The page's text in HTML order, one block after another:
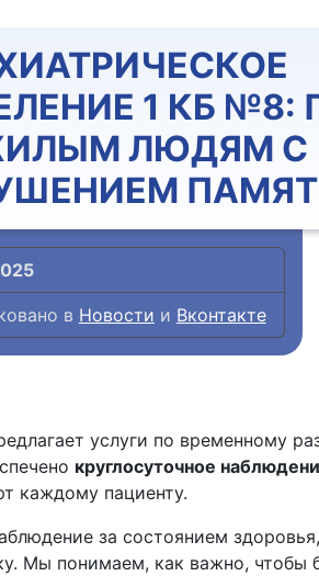
1 КБ
ЛЮДЯМ С
в Новости и Вконтакте
услуги по временному
круглосуточное
каждому пациенту.
за состоянием
Мы понимаем, как важно, чтобы